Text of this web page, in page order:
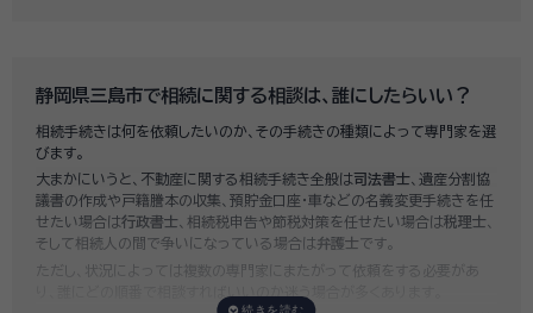
せると100万円近くかそれ以上費用がかかってしまう場合もあるなど、非
いい相続では、お客様ごとに必要な相続手続きを明らかにし、無料で見積
もり をお出ししております。予算に合わせてご自身で対応できないものの
み依頼することも可能ですので、まずはお気軽にご相談ください。
静岡県三島市で相続に関する相談は、誰にしたらいい？
相続手続きは何を依頼したいのか、その手続きの種類によって専門家を選
びます。
大まかにいうと、不動産に関する相続手続き全般は司法書士 、遺産分割協
議書の作成や戸籍謄本の収集、預貯金口座・車などの名義変更手続きを任
せたい場合は行政書士 、相続税申告や節税対策を任せたい場合は税理士
そして相続人の間で争いになっている場合は弁護士です。
ただし、状況によっては複数の専門家にまたがって依頼をする必要があ